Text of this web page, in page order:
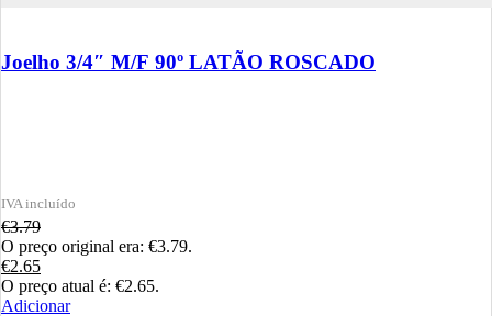
Joelho 3/4″ M/F 90º LATÃO ROSCADO
€3.79
O preço original era: €3.79.
€2.65
O preço atual é: €2.65.
Adicionar